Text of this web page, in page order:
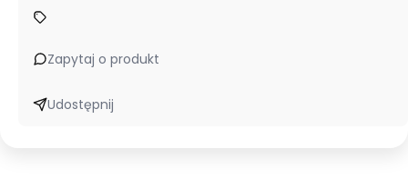
Zapytaj o produkt
Udostępnij